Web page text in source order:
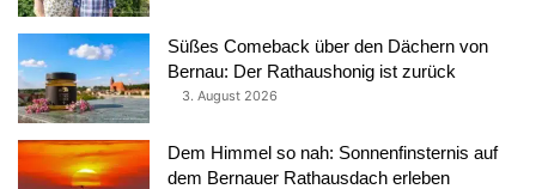
Süßes Comeback über den Dächern von
Bernau: Der Rathaushonig ist zurück
3. August 2026
Dem Himmel so nah: Sonnenfinsternis auf
dem Bernauer Rathausdach erleben